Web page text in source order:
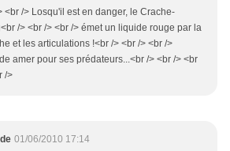
<br /> Losqu'il est en danger, le Crache-
/> <br /> <br /> émet un liquide rouge par la
et les articulations !<br /> <br /> <br />
amer pour ses prédateurs...<br /> <br /> <br
/>
01/06/2010 17:14